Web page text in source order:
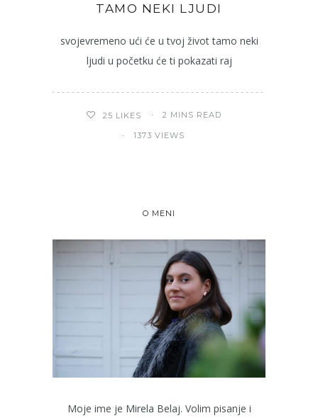
TAMO NEKI LJUDI
svojevremeno ući će u tvoj život tamo neki
ljudi u početku će ti pokazati raj
25 LIKES 2 MINS READ
1373 VIEWS
O MENI
Moje ime je Mirela Belaj. Volim pisanje i